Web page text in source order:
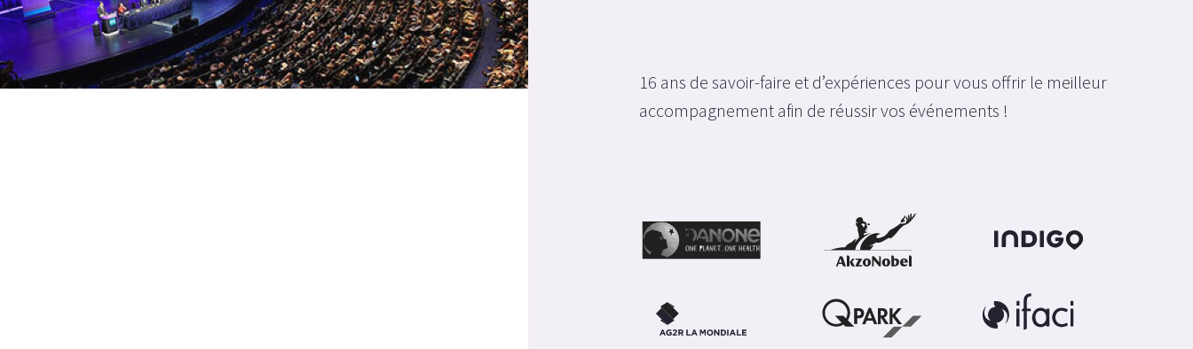
16 ans de savoir-faire et d’expériences pour vous offrir le meilleur
accompagnement afin de réussir vos événements !